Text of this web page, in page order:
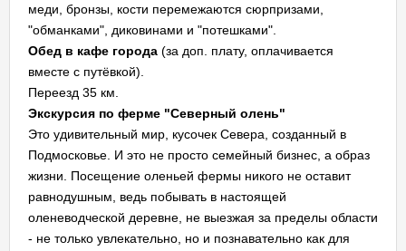
меди, бронзы, кости перемежаются сюрпризами,
"обманками", диковинами и "потешками".
Обед в кафе города (за доп. плату, оплачивается
вместе с путёвкой).
Переезд 35 км.
Экскурсия по ферме "Северный олень"
Это удивительный мир, кусочек Севера, созданный в
Подмосковье. И это не просто семейный бизнес, а образ
жизни. Посещение оленьей фермы никого не оставит
равнодушным, ведь побывать в настоящей
оленеводческой деревне, не выезжая за пределы области
- не только увлекательно, но и познавательно как для